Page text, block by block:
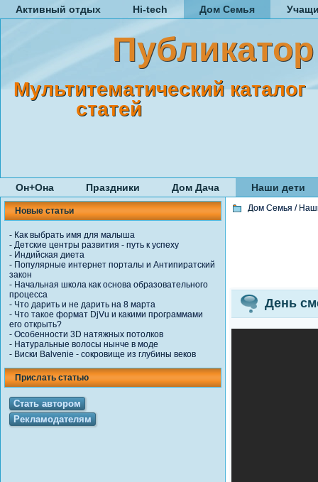
Активный отдых Hi-tech Дом Семья
Публикатор
Мультитематический каталог
статей
Он+Она Праздники Дом Дача Наши дети
Новые статьи
- Как выбрать имя для малыша
- Детские центры развития - путь к успеху
- Индийская диета
- Популярные интернет порталы и Антипиратский
закон
- Начальная школа как основа образовательного
процесса
- Что дарить и не дарить на 8 марта
- Что такое формат DjVu и какими программами
его открыть?
- Особенности 3D натяжных потолков
- Натуральные волосы нынче в моде
- Виски Balvenie - сокровище из глубины веков
Прислать статью
Стать автором
Рекламодателям
Дом Семья /
День